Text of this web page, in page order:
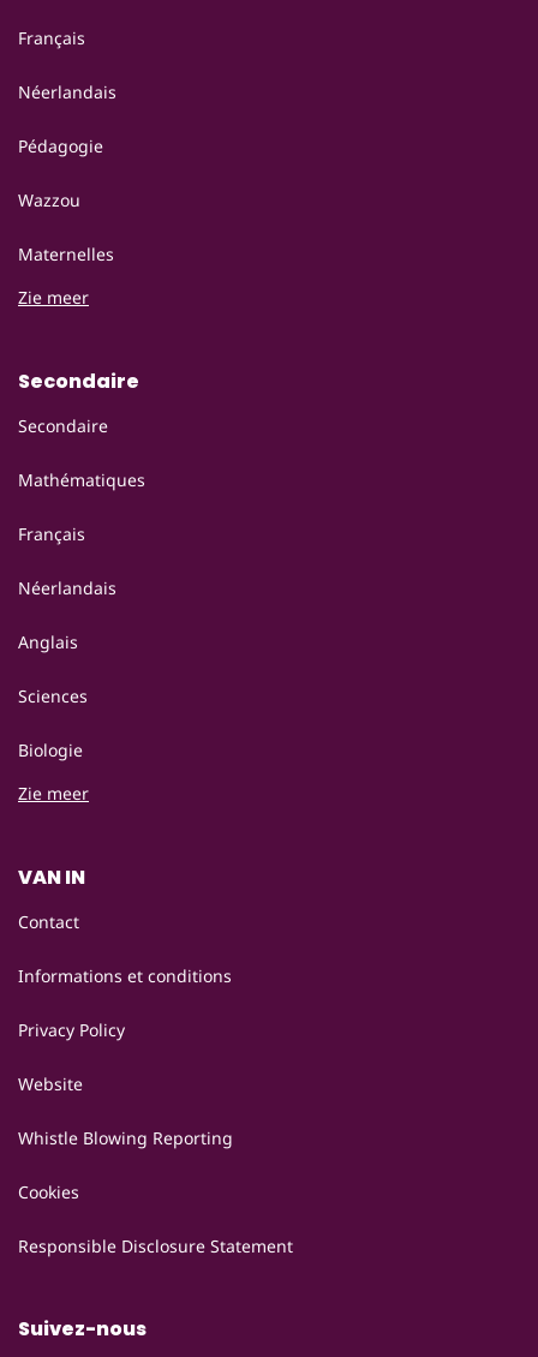
Français
Néerlandais
Pédagogie
Wazzou
Maternelles
Zie meer
Secondaire
Secondaire
Mathématiques
Français
Néerlandais
Anglais
Sciences
Biologie
Zie meer
VAN IN
Contact
Informations et conditions
Privacy Policy
Website
Whistle Blowing Reporting
Cookies
Responsible Disclosure Statement
Suivez-nous